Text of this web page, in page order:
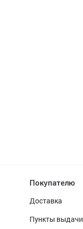
Покупателю
Доставка
Пункты выдачи